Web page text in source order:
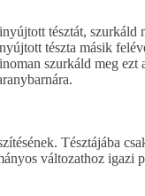
tésztát, szurkáld
tészta másik
szurkáld meg ezt
Tésztájába
változathoz